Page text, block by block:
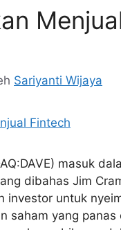
Sariyanti Wijaya
masuk
dibahas Jim
investor untuk
saham yang panas